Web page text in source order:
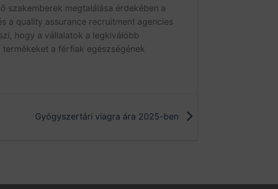
szakemberek megtalálása érdekében a
a quality assurance recruitment agencies
hogy a vállalatok a legkiválóbb
a férfiak egészségének
Gyógyszertári viagra ára 2025-ben